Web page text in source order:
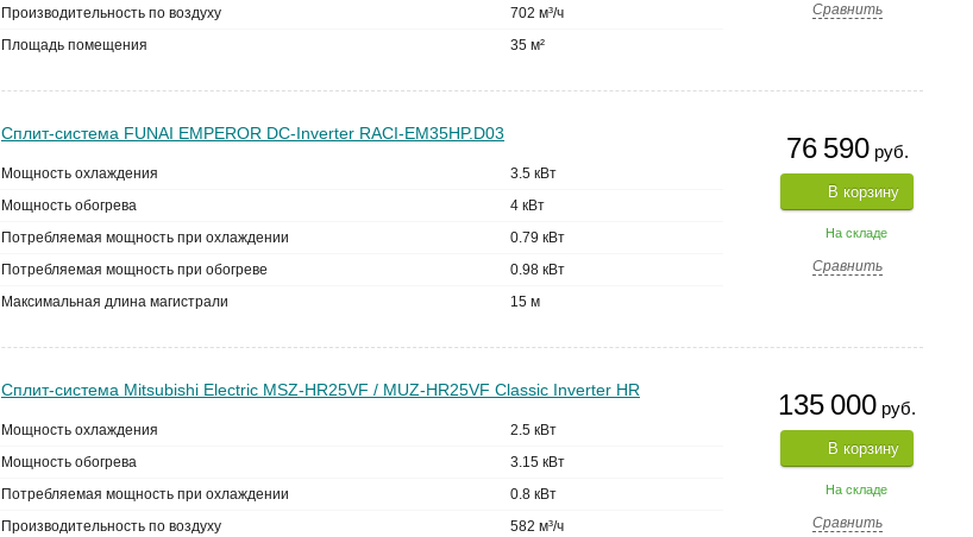
Сравнить
Производительность по воздуху
702 м³/ч
Площадь помещения
35 м²
76 590руб.
В корзину
На складе
Сравнить
Сплит-система FUNAI EMPEROR DC-Inverter RACI-EM35HP.D03
Мощность охлаждения
3.5 кВт
Мощность обогрева
4 кВт
Потребляемая мощность при охлаждении
0.79 кВт
Потребляемая мощность при обогреве
0.98 кВт
Максимальная длина магистрали
15 м
135 000 руб.
В корзину
На складе
Сравнить
Сплит-система Mitsubishi Electric MSZ-HR25VF / MUZ-HR25VF Classic Inverter HR
Мощность охлаждения
2.5 кВт
Мощность обогрева
3.15 кВт
Потребляемая мощность при охлаждении
0.8 кВт
Производительность по воздуху
582 м³/ч